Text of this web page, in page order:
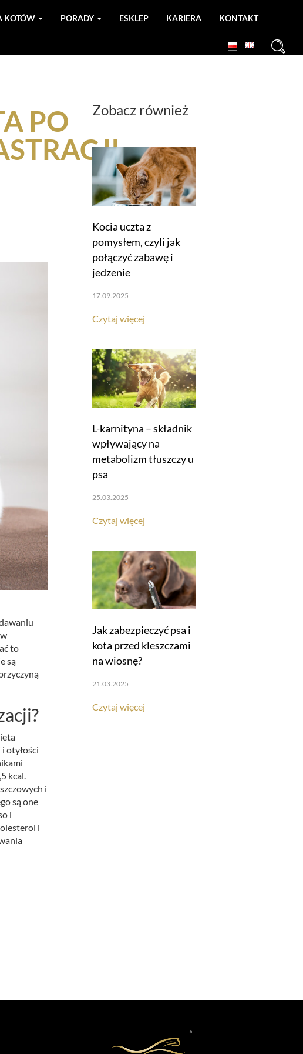
KOTÓW PORADY ESKLEP KARIERA KONTAKT
PO
to
są
otyłości
kcal.
i
są one
i
i
Zobacz również
Kocia uczta z
pomysłem, czyli jak
połączyć zabawę i
jedzenie
17.09.2025
Czytaj więcej
L-karnityna – składnik
wpływający na
metabolizm tłuszczy u
psa
25.03.2025
Czytaj więcej
Jak zabezpieczyć psa i
kota przed kleszczami
na wiosnę?
21.03.2025
Czytaj więcej